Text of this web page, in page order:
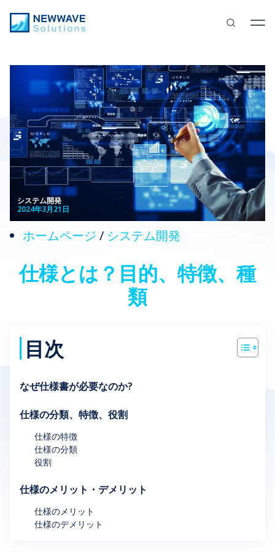
システム開発
2024年3月21日
ホームページ / システム開発
仕様とは？目的、特徴、種
類
目次
なぜ仕様書が必要なのか?
仕様の分類、特徴、役割
仕様の特徴
仕様の分類
役割
仕様のメリット・デメリット
仕様のメリット
仕様のデメリット